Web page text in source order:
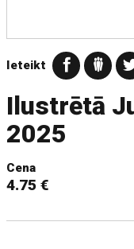
Ieteikt
Ilustrētā
2025
Cena
4.75 €